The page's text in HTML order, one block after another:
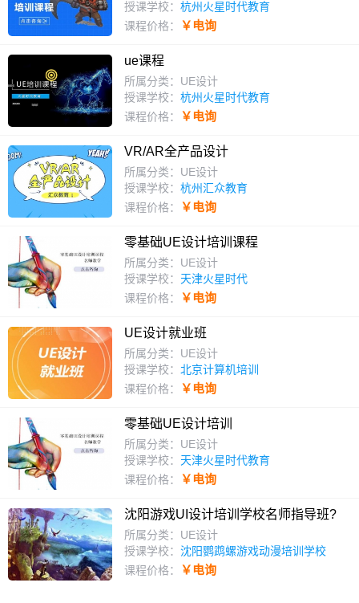
授课学校： 杭州火星时代教育
课程价格：
￥电询
ue课程
所属分类：UE设计
授课学校： 杭州火星时代教育
课程价格：
￥电询
VR/AR全产品设计
所属分类：UE设计
授课学校： 杭州汇众教育
课程价格：
￥电询
零基础UE设计培训课程
所属分类：UE设计
授课学校： 天津火星时代
课程价格：
￥电询
UE设计就业班
所属分类：UE设计
授课学校： 北京计算机培训
课程价格：
￥电询
零基础UE设计培训
所属分类：UE设计
授课学校： 天津火星时代教育
课程价格：
￥电询
沈阳游戏UI设计培训学校名师指导班?
所属分类：UE设计
授课学校： 沈阳鹦鹉螺游戏动漫培训学校
课程价格：
￥电询